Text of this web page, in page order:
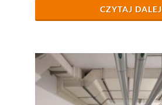
CZYTAJ DALEJ